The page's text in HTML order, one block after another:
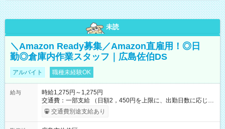
未読
＼Amazon Ready募集／Amazon直雇用！◎日
勤◎倉庫内作業スタッフ｜広島佐伯DS
アルバイト 職種未経験OK
給与
時給1,275円～1,275円
交通費：一部支給 （日額2，450円を上限に、出勤日数に応じて
実費支給） ※22:00～翌5:00までは時給25%UP！ ■給与前払い
制度あり ※前払い額の上限あり、手数料無料（Amazon負担）
交通費別途支給あり